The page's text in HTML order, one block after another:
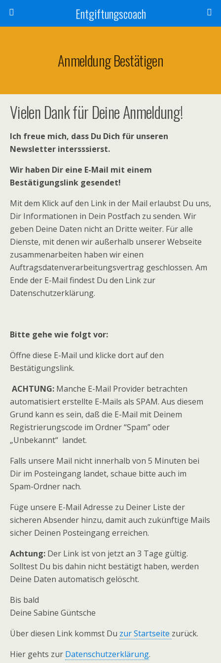
Entgiftungscoach
Anmeldung Bestätigen
Vielen Dank für Deine Anmeldung!
Ich freue mich, dass Du Dich für unseren
Newsletter intersssierst.
Wir haben Dir eine E-Mail mit einem
Bestätigungslink gesendet!
Mit dem Klick auf den Link in der Mail erlaubst Du uns,
Dir Informationen in Dein Postfach zu senden. Wir
geben Deine Daten nicht an Dritte weiter. Für alle
Dienste, mit denen wir außerhalb unserer Webseite
zusammenarbeiten haben wir einen
Auftragsdatenverarbeitungsvertrag geschlossen. Am
Ende der E-Mail findest Du den Link zur
Datenschutzerklärung.
Bitte gehe wie folgt vor:
Öffne diese E-Mail und klicke dort auf den
Bestätigungslink.
ACHTUNG: Manche E-Mail Provider betrachten
automatisiert erstellte E-Mails als SPAM. Aus diesem
Grund kann es sein, daß die E-Mail mit Deinem
Registrierungscode im Ordner “Spam” oder
„Unbekannt“ landet.
Falls unsere Mail nicht innerhalb von 5 Minuten bei
Dir im Posteingang landet, schaue bitte auch im
Spam-Ordner nach.
Füge unsere E-Mail Adresse zu Deiner Liste der
sicheren Absender hinzu, damit auch zukünftige Mails
sicher Deinen Posteingang erreichen.
Achtung: Der Link ist von jetzt an 3 Tage gültig.
Solltest Du bis dahin nicht bestätigt haben, werden
Deine Daten automatisch gelöscht.
Bis bald
Deine Sabine Güntsche
Über diesen Link kommst Du zur Startseite zurück.
Hier gehts zur Datenschutzerklärung.